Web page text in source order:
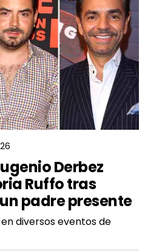
Derbez
Ruffo tras
padre presente
diversos eventos de